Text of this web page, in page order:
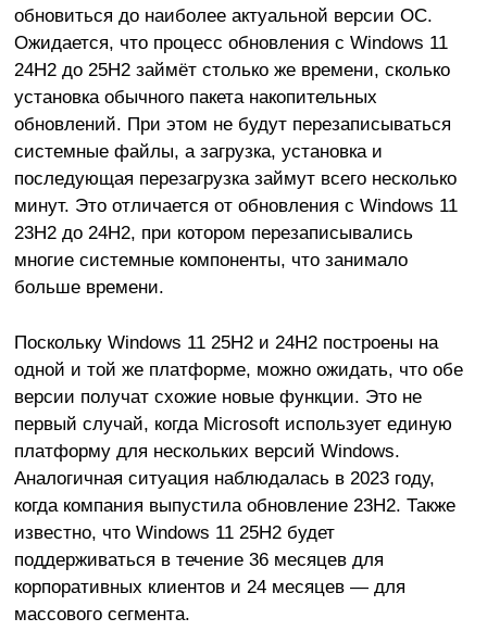
обновиться до наиболее актуальной версии ОС.
Ожидается, что процесс обновления с Windows 11
24H2 до 25H2 займёт столько же времени, сколько
установка обычного пакета накопительных
обновлений. При этом не будут перезаписываться
системные файлы, а загрузка, установка и
последующая перезагрузка займут всего несколько
минут. Это отличается от обновления с Windows 11
23H2 до 24H2, при котором перезаписывались
многие системные компоненты, что занимало
больше времени.
Поскольку Windows 11 25H2 и 24H2 построены на
одной и той же платформе, можно ожидать, что обе
версии получат схожие новые функции. Это не
первый случай, когда Microsoft использует единую
платформу для нескольких версий Windows.
Аналогичная ситуация наблюдалась в 2023 году,
когда компания выпустила обновление 23H2. Также
известно, что Windows 11 25H2 будет
поддерживаться в течение 36 месяцев для
корпоративных клиентов и 24 месяцев — для
массового сегмента.